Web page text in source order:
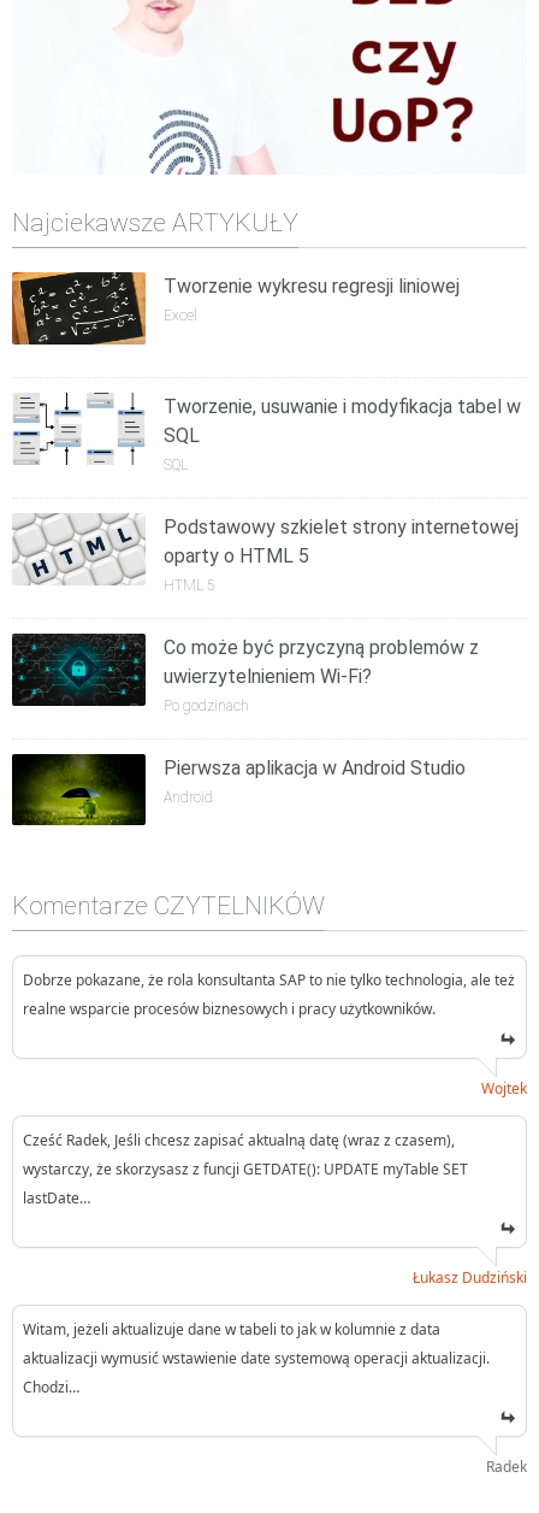
Najciekawsze ARTYKUŁY
Tworzenie wykresu regresji liniowej
Excel
Tworzenie, usuwanie i modyfikacja tabel w
SQL
SQL
Podstawowy szkielet strony internetowej
oparty o HTML 5
HTML 5
Co może być przyczyną problemów z
uwierzytelnieniem Wi-Fi?
Po godzinach
Pierwsza aplikacja w Android Studio
Android
Komentarze CZYTELNIKÓW
Dobrze pokazane, że rola konsultanta SAP to nie tylko technologia, ale też
realne wsparcie procesów biznesowych i pracy użytkowników.
Wojtek
Cześć Radek, Jeśli chcesz zapisać aktualną datę (wraz z czasem),
wystarczy, że skorzysasz z funcji GETDATE(): UPDATE myTable SET
lastDate…
Łukasz Dudziński
Witam, jeżeli aktualizuje dane w tabeli to jak w kolumnie z data
aktualizacji wymusić wstawienie date systemową operacji aktualizacji.
Chodzi…
Radek